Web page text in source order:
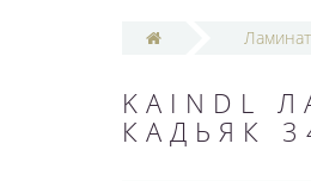
Ламинат
KAINDL
КАДЬЯК